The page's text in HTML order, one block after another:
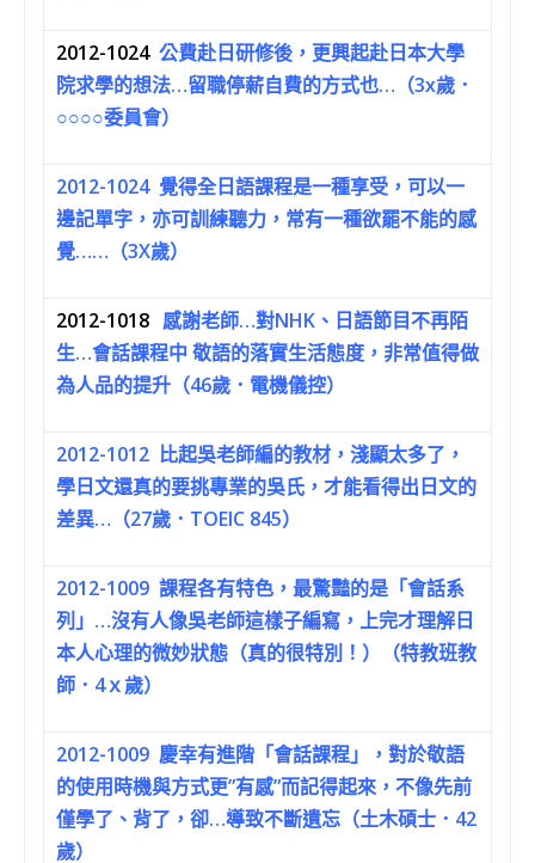
2012-1024 公費赴日研修後，更興起赴日本大學
院求學的想法…留職停薪自費的方式也…（3x歲．
○○○○委員會）
2012-1024 覺得全日語課程是一種享受，可以一
邊記單字，亦可訓練聽力，常有一種欲罷不能的感
覺……（3X歲）
2012-1018 感謝老師…對NHK、日語節目不再陌
生…會話課程中 敬語的落實生活態度，非常值得做
為人品的提升（46歲．電機儀控）
2012-1012 比起吳老師編的教材，淺顯太多了，
學日文還真的要挑專業的吳氏，才能看得出日文的
差異…（27歲．TOEIC 845）
2012-1009 課程各有特色，最驚豔的是「會話系
列」…沒有人像吳老師這樣子編寫，上完才理解日
本人心理的微妙狀態（真的很特別！）（特教班教
師．4ｘ歲）
2012-1009 慶幸有進階「會話課程」，對於敬語
的使用時機與方式更”有感”而記得起來，不像先前
僅學了、背了，卻…導致不斷遺忘（土木碩士．42
歲）